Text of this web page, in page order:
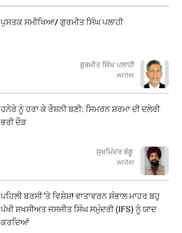
ਪੁਸਤਕ ਸਮੀਖਿਆ/ ਗੁਰਮੀਤ ਸਿੰਘ ਪਲਾਹੀ
ਗੁਰਮੀਤ ਸਿੰਘ ਪਲਾਹੀ
writer
ਹਨੇਰੇ ਨੂੰ ਹਰਾ ਕੇ ਰੌਸ਼ਨੀ ਬਣੀ: ਸਿਮਰਨ ਸ਼ਰਮਾ ਦੀ ਦਲੇਰੀ
ਭਰੀ ਦੌੜ
ਸੁਖਮਿੰਦਰ ਭੰਗੂ
writer
ਪਹਿਲੀ ਬਰਸੀ 'ਤੇ ਵਿਸ਼ੇਸ਼! ਵਾਤਾਵਰਨ ਸੰਭਾਲ ਮਾਹਰ ਬਹੁ
ਪੱਖੀ ਸ਼ਖਸੀਅਤ ਜਸਜੀਤ ਸਿੰਘ ਸਮੁੰਦਰੀ (IFS) ਨੂੰ ਯਾਦ
ਕਰਦਿਆਂ